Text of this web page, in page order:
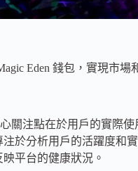
Eden 錢包，實現市場
關注點在於用戶的實際
於分析用戶的活躍度和
平台的健康狀況。